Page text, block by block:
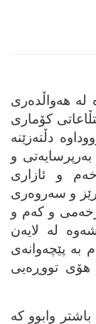
له‌ هه‌واڵده‌ری
کۆماری
دڵته‌زێنه‌
به‌رپرسایه‌تی و
خه‌م و ئازاری
ڕێز و سه‌روه‌ری
و که‌م و
له‌ لایه‌ن
به‌ پێچه‌وانه‌ی
هۆی تووڕه‌یی
وابوو که‌